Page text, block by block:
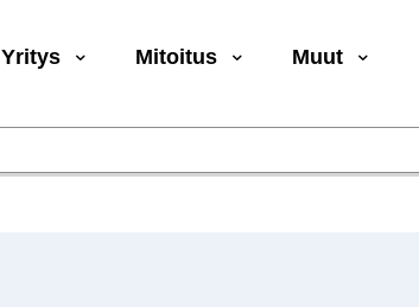
Yritys Mitoitus Muut